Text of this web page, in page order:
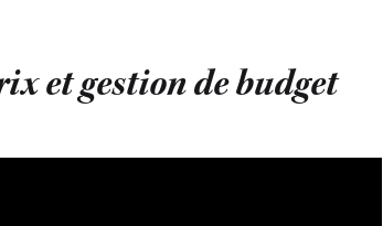
et gestion de budget